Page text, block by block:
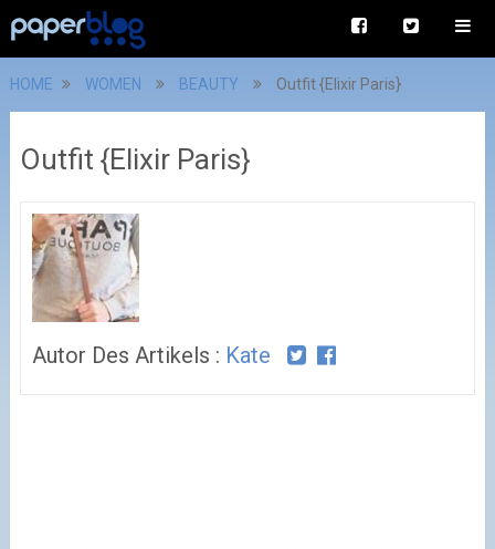
HOME WOMEN BEAUTY Outfit {Elixir Paris}
Outfit {Elixir Paris}
Autor Des Artikels : Kate